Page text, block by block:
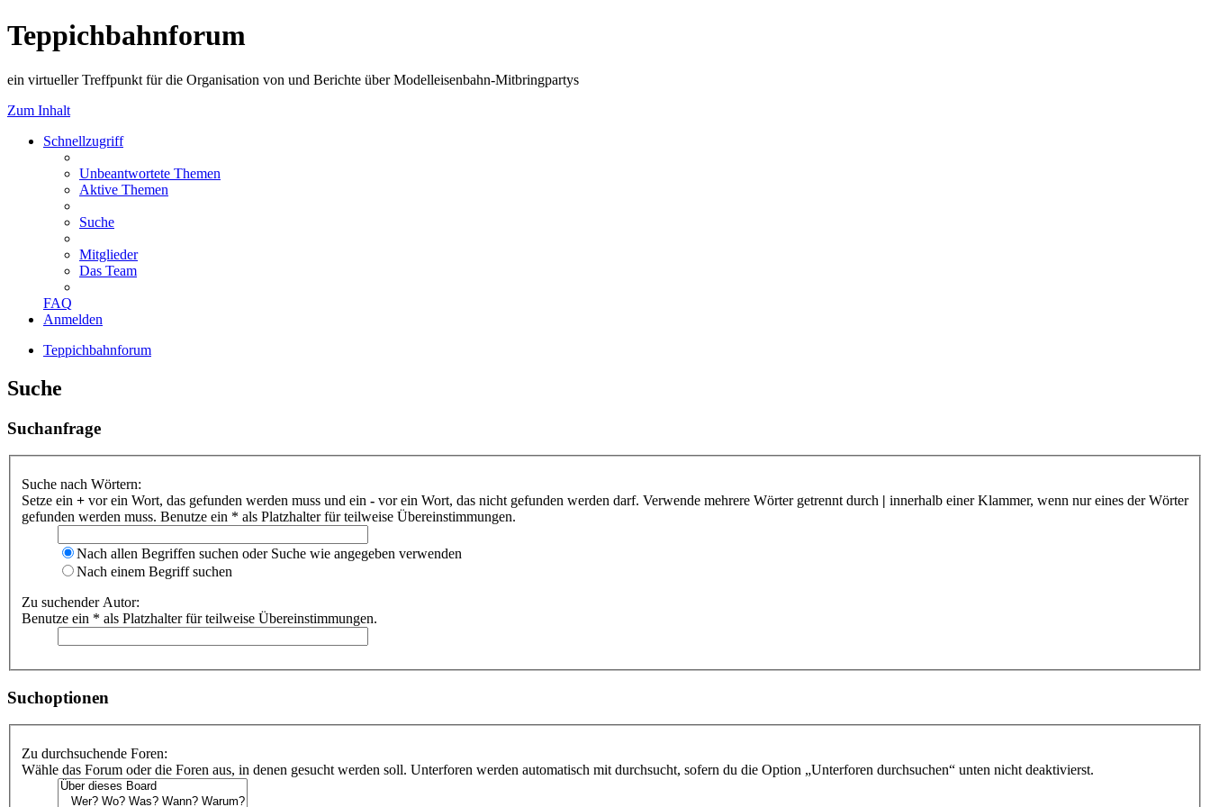
Teppichbahnforum
ein virtueller Treffpunkt für die Organisation von und Berichte über Modelleisenbahn-Mitbringpartys
Zum Inhalt
Schnellzugriff
Unbeantwortete Themen
Aktive Themen
Suche
Mitglieder
Das Team
FAQ
Anmelden
Teppichbahnforum
Suche
Suchanfrage
Suche nach Wörtern:
Setze ein + vor ein Wort, das gefunden werden muss und ein - vor ein Wort, das nicht gefunden werden darf. Verwende mehrere Wörter getrennt durch | innerhalb einer Klammer, wenn nur eines der Wörter
gefunden werden muss. Benutze ein * als Platzhalter für teilweise Übereinstimmungen.
Nach allen Begriffen suchen oder Suche wie angegeben verwenden
Nach einem Begriff suchen
Zu suchender Autor:
Benutze ein * als Platzhalter für teilweise Übereinstimmungen.
Suchoptionen
Zu durchsuchende Foren:
Wähle das Forum oder die Foren aus, in denen gesucht werden soll. Unterforen werden automatisch mit durchsucht, sofern du die Option „Unterforen durchsuchen“ unten nicht deaktivierst.